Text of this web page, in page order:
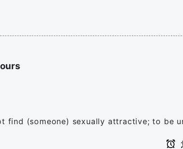
find (someone) sexually attractive; to be